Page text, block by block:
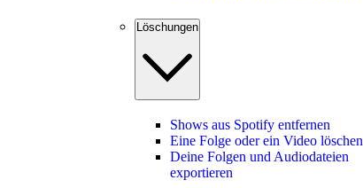
Löschungen
Shows aus Spotify entfernen
Eine Folge oder ein Video löschen
Deine Folgen und Audiodateien
exportieren